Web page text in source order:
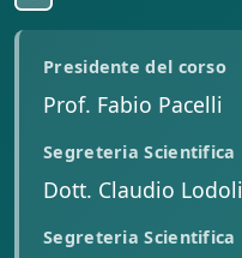
Presidente del corso
Prof. Fabio Pacelli
Segreteria Scientifica
Dott. Claudio Lodoli
Segreteria Scientifica